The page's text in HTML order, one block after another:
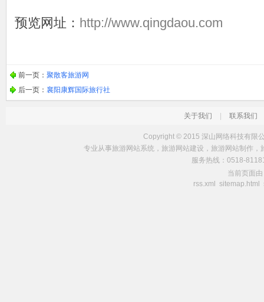
预览网址： http://www.qingdaou.com
前一页： 聚散客旅游网
后一页： 襄阳康辉国际旅行社
关于我们 联系我们
Copyright © 2015 深山网络科技有限
专业从事旅游网站系统 ， 旅游网站建设 ， 旅游网站制作 ，
服务热线：0518-
当前页面由
rss.xml
sitemap.html